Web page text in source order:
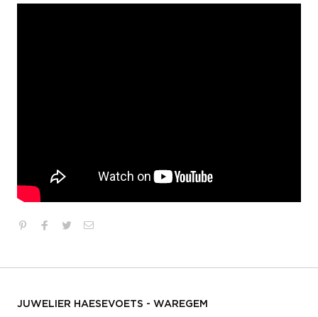
JUWELIER HAESEVOETS - WAREGEM